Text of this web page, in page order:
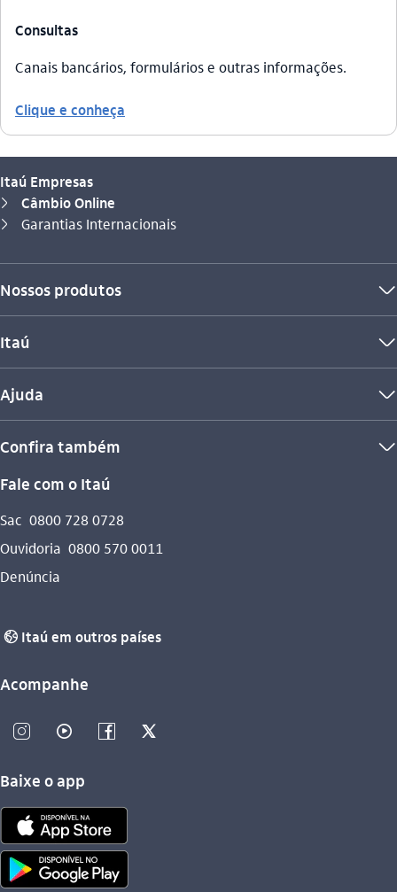
Consultas
Canais bancários, formulários e outras informações.
Clique e conheça
Itaú Empresas
seta_direita Câmbio Online
seta_direita
Você está aqui:
Garantias Internacionais
Nossos produtos seta_baixo
Itaú seta_baixo
Ajuda seta_baixo
Confira também seta_baixo
Fale com o Itaú
Sac 0800 728 0728
Ouvidoria 0800 570 0011
Denúncia
globo_outline Itaú em outros países
Acompanhe
instagram_outline video_outline facebook_outline twitter_outline
Baixe o app